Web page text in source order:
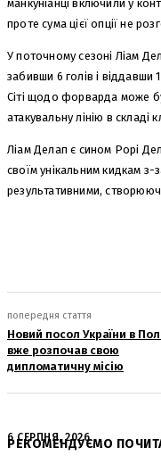
манкуніанці включили у
проте сума цієї опції не
У поточному сезоні Ліам
забивши 6 голів і віддавши
Сіті щодо форварда може
атакувальну лінію в складі
Ліам Делап є сином Рорі
своїм унікальним кидкам з-
результативними,
попередня стаття
Новий посол України в
вже розпочав свою
дипломатичну місію
РЕКОМЕНДУЄМО
6 СЕРПНЯ, 2026